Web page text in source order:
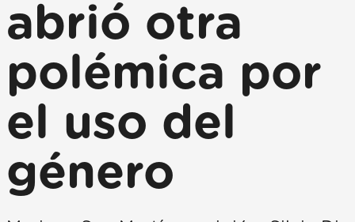
abrió otra
polémica por
el uso del
género